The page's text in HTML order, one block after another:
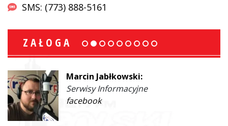
SMS: (773) 888-5161
ZAŁOGA
Marcin Jabłkowski:
Serwisy Informacyjne
facebook